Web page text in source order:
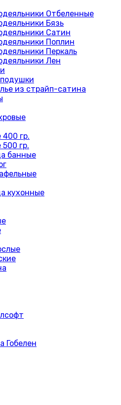
Отбеленные
Бязь
Сатин
Поплин
Перкаль
Лен
из страйп-сатина
гр.
гр.
банные
кухонные
Гобелен